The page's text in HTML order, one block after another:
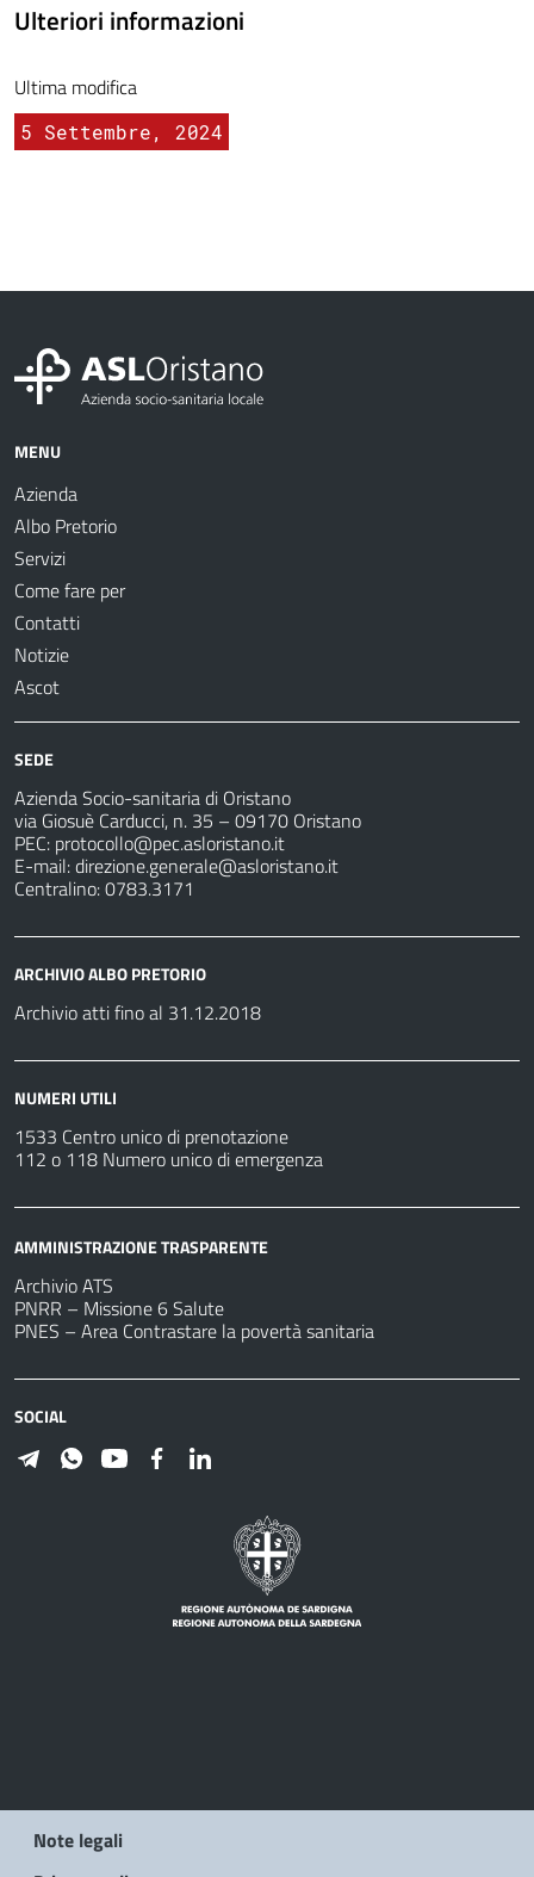
Ulteriori informazioni
Ultima modifica
5 Settembre, 2024
MENU
Azienda
Albo Pretorio
Servizi
Come fare per
Contatti
Notizie
Ascot
SEDE
Azienda Socio-sanitaria di Oristano
via Giosuè Carducci, n. 35 – 09170 Oristano
PEC: protocollo@pec.asloristano.it
E-mail:direzione.generale@asloristano.it
Centralino: 0783.3171
ARCHIVIO ALBO PRETORIO
Archivio atti fino al 31.12.2018
NUMERI UTILI
1533 Centro unico di prenotazione
112 o 118 Numero unico di emergenza
AMMINISTRAZIONE TRASPARENTE
Archivio ATS
PNRR – Missione 6 Salute
PNES – Area Contrastare la povertà sanitaria
SOCIAL
Note legali